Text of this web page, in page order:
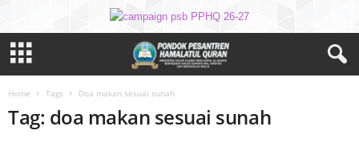
Home Tags Doa makan sesuai sunah
Tag: doa makan sesuai sunah